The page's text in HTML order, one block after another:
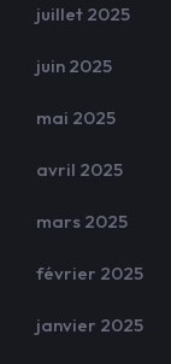
juillet 2025
juin 2025
mai 2025
avril 2025
mars 2025
février 2025
janvier 2025